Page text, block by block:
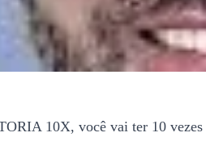
10X, você vai ter 10 vezes